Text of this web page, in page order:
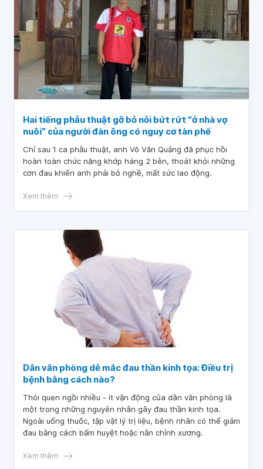
Hai tiếng phẫu thuật gỡ bỏ nỗi bứt rứt "ở nhà vợ
nuôi” của người đàn ông có nguy cơ tàn phế
Chỉ sau 1 ca phẫu thuật, anh Võ Văn Quảng đã phục hồi
hoàn toàn chức năng khớp háng 2 bên, thoát khỏi những
cơn đau khiến anh phải bỏ nghề, mất sức lao động.
Xem thêm
Dân văn phòng dễ mắc đau thần kinh tọa: Điều trị
bệnh bằng cách nào?
Thói quen ngồi nhiều - ít vận động của dân văn phòng là
một trong những nguyên nhân gây đau thần kinh tọa.
Ngoài uống thuốc, tập vật lý trị liệu, bệnh nhân có thể giảm
đau bằng cách bấm huyệt hoặc nắn chỉnh xương.
Xem thêm